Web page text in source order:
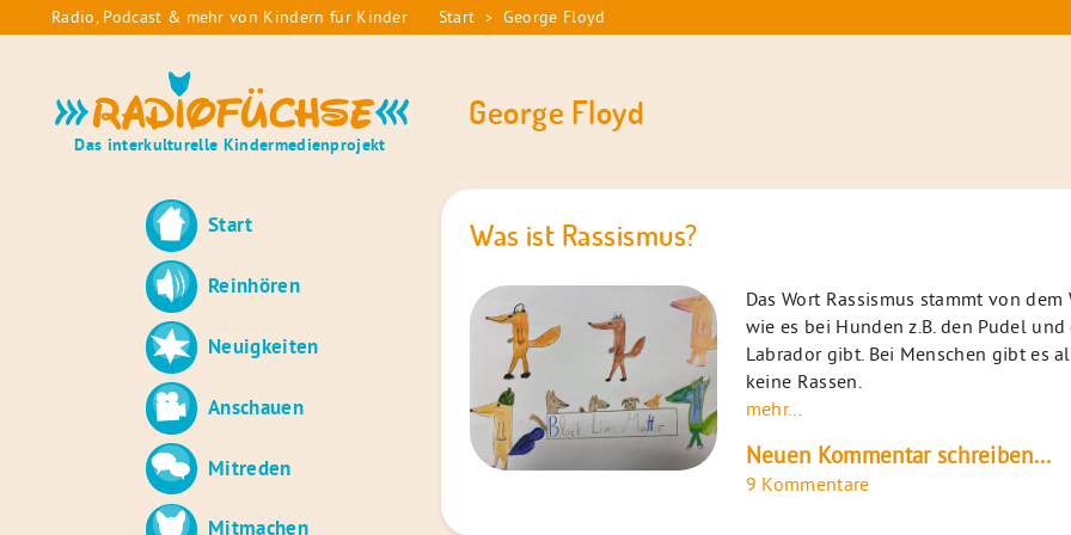
to
Radio, Podcast & mehr von Kindern für Kinder
Sie
Start > George Floyd
Das interkulturelle Kindermedienprojekt
Start
Reinhören
Neuigkeiten
Anschauen
Mitreden
Mitmachen
George Floyd
Was ist Rassismus?
Das Wort Rassismus stammt von dem
wie es bei Hunden z.B. den Pudel und
Labrador gibt. Bei Menschen gibt es
keine Rassen.
mehr...
Neuen Kommentar schreiben...
9 Kommentare